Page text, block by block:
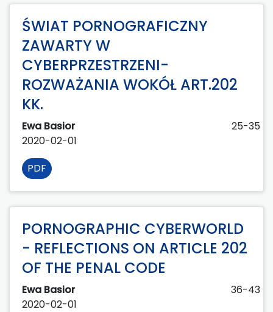
ŚWIAT PORNOGRAFICZNY
ZAWARTY W
CYBERPRZESTRZENI-
ROZWAŻANIA WOKÓŁ ART.202
KK.
Ewa Basior
25-35
2020-02-01
PDF
PORNOGRAPHIC CYBERWORLD
- REFLECTIONS ON ARTICLE 202
OF THE PENAL CODE
Ewa Basior
36-43
2020-02-01